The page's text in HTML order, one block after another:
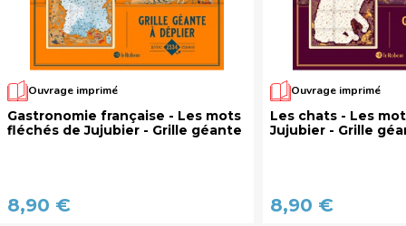
Ouvrage imprimé
Gastronomie française - Les mots
fléchés de Jujubier - Grille géante
8,90 €
Ouvrage imprimé
Les chats - Les
Jujubier - Grille
8,90 €